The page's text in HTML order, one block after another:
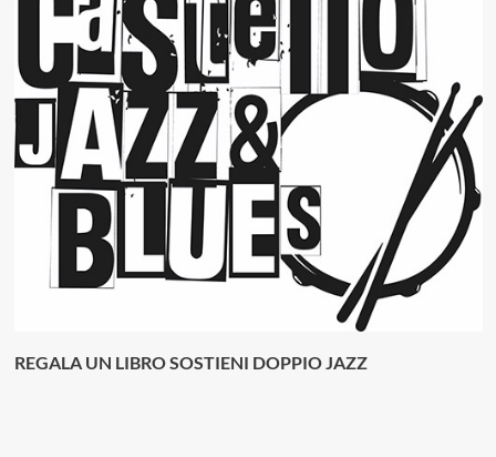
REGALA UN LIBRO SOSTIENI DOPPIO JAZZ